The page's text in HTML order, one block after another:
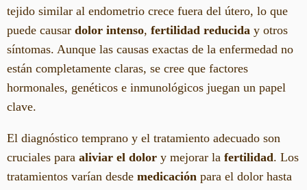
tejido similar al endometrio crece fuera del útero, lo que
puede causar dolor intenso, fertilidad reducida y otros
síntomas. Aunque las causas exactas de la enfermedad no
están completamente claras, se cree que factores
hormonales, genéticos e inmunológicos juegan un papel
clave.
El diagnóstico temprano y el tratamiento adecuado son
cruciales para aliviar el dolor y mejorar la fertilidad. Los
tratamientos varían desde medicación para el dolor hasta